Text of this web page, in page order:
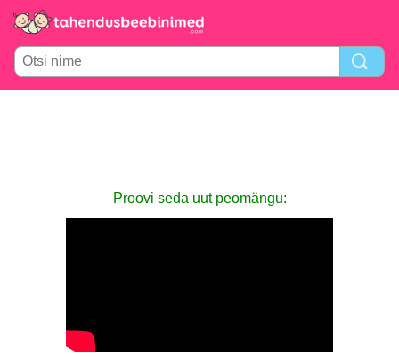
Proovi seda uut peomängu: